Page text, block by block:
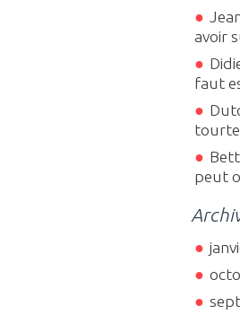
avoir
faut
peut